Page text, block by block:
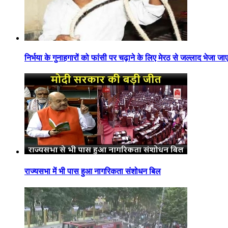
निर्भया के गुनाहगारों को फांसी पर चढ़ाने के लिए मेरठ से जल्लाद भेजा
राज्यसभा में भी पास हुआ नागरिकता संशोधन बिल